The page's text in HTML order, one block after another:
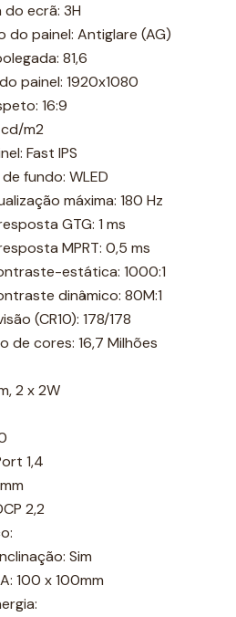
do ecrã: 3H
do painel: Antiglare (AG)
81,6
painel: 1920x1080
16:9
m2
Fast IPS
fundo: WLED
máxima: 180 Hz
GTG: 1 ms
MPRT: 0,5 ms
estática: 1000:1
dinâmico: 80M:1
(CR10): 178/178
de cores: 16,7 Milhões
2 x 2W
1,4
2,2
Sim
100 x 100mm